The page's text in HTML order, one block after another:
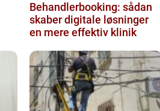
Behandlerbooking: sådan
skaber digitale løsninger
en mere effektiv klinik